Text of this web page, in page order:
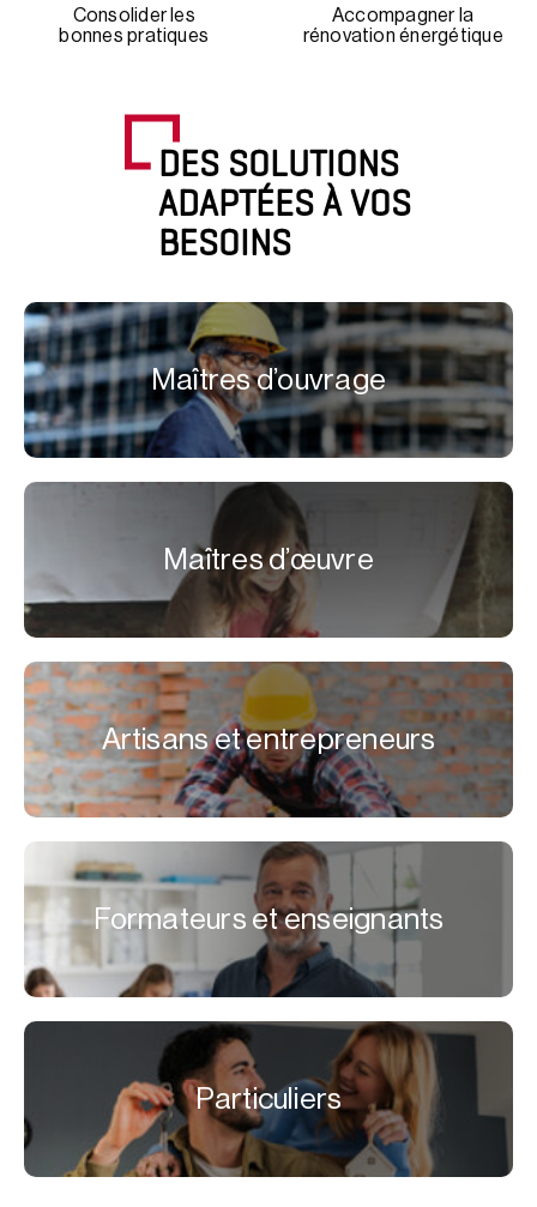
Consolider les
bonnes pratiques
Accompagner la
rénovation énergétique
DES SOLUTIONS
ADAPTÉES À VOS
BESOINS
Maîtres d’ouvrage
Maîtres d’œuvre
Artisans et entrepreneurs
Formateurs et enseignants
Particuliers